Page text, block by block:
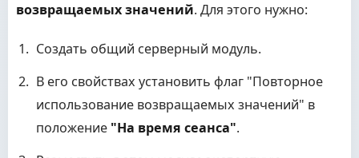
возвращаемых значений. Для этого нужно:
Создать общий серверный модуль.
В его свойствах установить флаг "Повторное
использование возвращаемых значений" в
положение "На время сеанса".